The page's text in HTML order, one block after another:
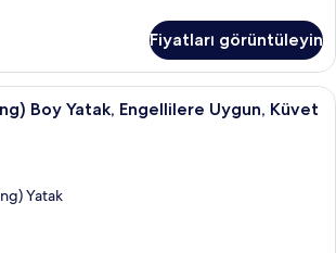
Fiyatları görüntüleyin
1 yatak odası, yastık yüzeyli yatak,
Boy Yatak, Engellilere Uygun, Küvet
Yatak